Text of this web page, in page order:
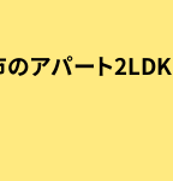
アパート2LDK